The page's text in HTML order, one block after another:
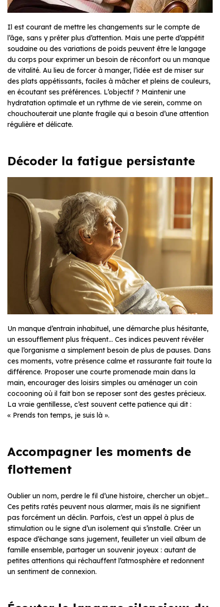
Il est courant de mettre les changements sur le compte de
l’âge, sans y prêter plus d’attention. Mais une perte d’appétit
soudaine ou des variations de poids peuvent être le langage
du corps pour exprimer un besoin de réconfort ou un manque
de vitalité. Au lieu de forcer à manger, l’idée est de miser sur
des plats appétissants, faciles à mâcher et pleins de couleurs,
en écoutant ses préférences. L’objectif ? Maintenir une
hydratation optimale et un rythme de vie serein, comme on
chouchouterait une plante fragile qui a besoin d’une attention
régulière et délicate.
Décoder la fatigue persistante
Un manque d’entrain inhabituel, une démarche plus hésitante,
un essoufflement plus fréquent… Ces indices peuvent révéler
que l’organisme a simplement besoin de plus de pauses. Dans
ces moments, votre présence calme et rassurante fait toute la
différence. Proposer une courte promenade main dans la
main, encourager des loisirs simples ou aménager un coin
cocooning où il fait bon se reposer sont des gestes précieux.
La vraie gentillesse, c’est souvent cette patience qui dit :
« Prends ton temps, je suis là ».
Accompagner les moments de
flottement
Oublier un nom, perdre le fil d’une histoire, chercher un objet…
Ces petits ratés peuvent nous alarmer, mais ils ne signifient
pas forcément un déclin. Parfois, c’est un appel à plus de
stimulation ou le signe d’un isolement qui s’installe. Créer un
espace d’échange sans jugement, feuilleter un vieil album de
famille ensemble, partager un souvenir joyeux : autant de
petites attentions qui réchauffent l’atmosphère et redonnent
un sentiment de connexion.